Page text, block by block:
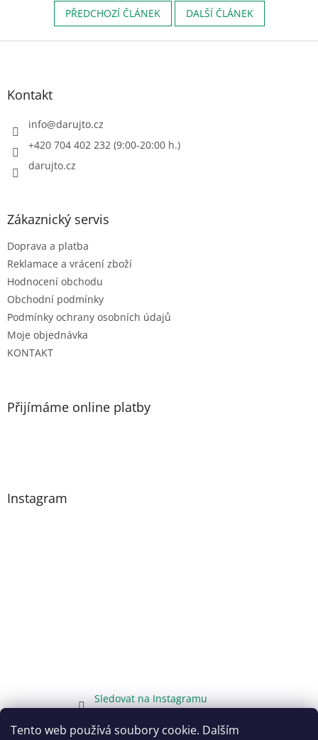
Tento web používá soubory cookie. Dalším
PŘEDCHOZÍ ČLÁNEK DALŠÍ ČLÁNEK
Z
Kontakt
info@darujto.cz
+420 704 402 232 (9:00-20:00 h.)
darujto.cz
Zákaznický servis
Doprava a platba
Reklamace a vrácení zboží
Hodnocení obchodu
Obchodní podmínky
Podmínky ochrany osobních údajů
Moje objednávka
KONTAKT
Přijímáme online platby
Instagram
Sledovat na Instagramu